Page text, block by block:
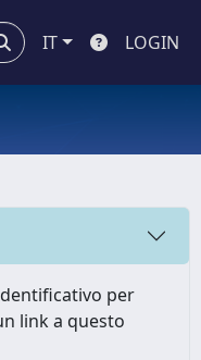
IT LOGIN
per
link a questo